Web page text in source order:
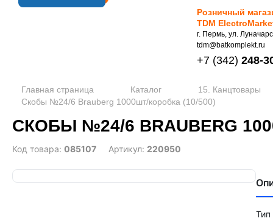
Розничный
TDM
г. Пермь, ул.
tdm@batkomplekt.ru
+7 (342) 248-
Главная страница Каталог
15. Канцтовары
Скобы №24/6 Brauberg 1000шт/коробка (10/500)
СКОБЫ №24/6 BRAUBERG
Код товара: 085107 Артикул: 220950